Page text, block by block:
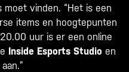
moet vinden. “Het is een
items en hoogtepunten
uur is er een online
Inside Esports Studio en